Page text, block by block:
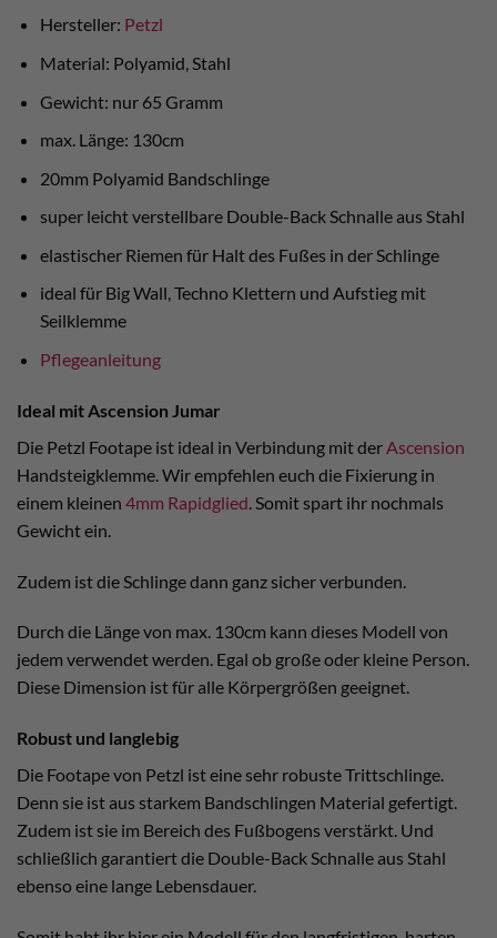
Hersteller: Petzl
Material: Polyamid, Stahl
Gewicht: nur 65 Gramm
max. Länge: 130cm
20mm Polyamid Bandschlinge
super leicht verstellbare Double-Back Schnalle aus Stahl
elastischer Riemen für Halt des Fußes in der Schlinge
ideal für Big Wall, Techno Klettern und Aufstieg mit
Seilklemme
Pflegeanleitung
Ideal mit Ascension Jumar
Die Petzl Footape ist ideal in Verbindung mit derAscension
Handsteigklemme. Wir empfehlen euch die Fixierung in
einem kleinen 4mm Rapidglied. Somit spart ihr nochmals
Gewicht ein.
Zudem ist die Schlinge dann ganz sicher verbunden.
Durch die Länge von max. 130cm kann dieses Modell von
jedem verwendet werden. Egal ob große oder kleine Person.
Diese Dimension ist für alle Körpergrößen geeignet.
Robust und langlebig
Die Footape von Petzl ist eine sehr robuste Trittschlinge.
Denn sie ist aus starkem Bandschlingen Material gefertigt.
Zudem ist sie im Bereich des Fußbogens verstärkt. Und
schließlich garantiert die Double-Back Schnalle aus Stahl
ebenso eine lange Lebensdauer.